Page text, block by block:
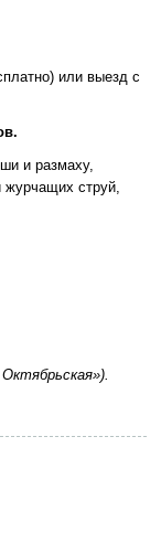
или выезд с
и размаху,
журчащих струй,